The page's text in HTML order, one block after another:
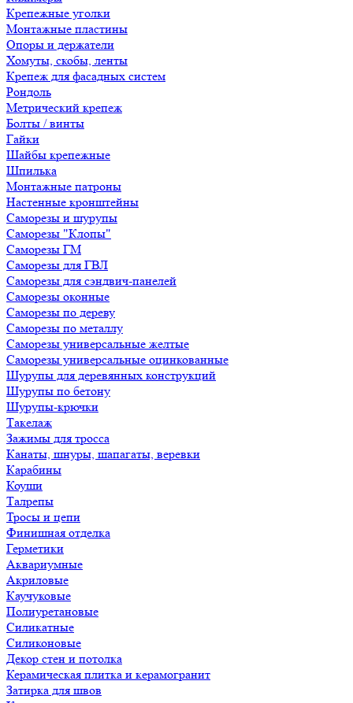
Крепежные уголки
Монтажные пластины
Опоры и держатели
Хомуты, скобы, ленты
Крепеж для фасадных систем
Рондоль
Метрический крепеж
Болты / винты
Гайки
Шайбы крепежные
Шпилька
Монтажные патроны
Настенные кронштейны
Саморезы и шурупы
Саморезы "Клопы"
Саморезы ГМ
Саморезы для ГВЛ
Саморезы для сэндвич-панелей
Саморезы оконные
Саморезы по дереву
Саморезы по металлу
Саморезы универсальные желтые
Саморезы универсальные оцинкованные
Шурупы для деревянных конструкций
Шурупы по бетону
Шурупы-крючки
Такелаж
Зажимы для тросса
Канаты, шнуры, шапагаты, веревки
Карабины
Коуши
Талрепы
Тросы и цепи
Финишная отделка
Герметики
Аквариумные
Акриловые
Каучуковые
Полиуретановые
Силикатные
Силиконовые
Декор стен и потолка
Керамическая плитка и керамогранит
Затирка для швов